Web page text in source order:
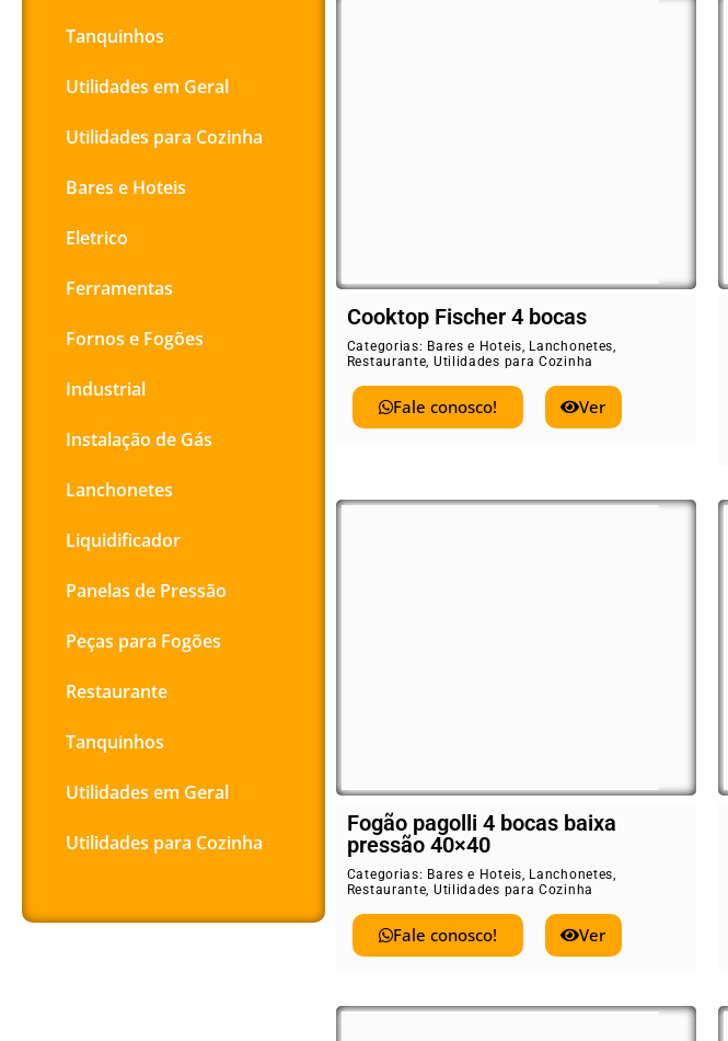
Tanquinhos
Utilidades em Geral
Utilidades para Cozinha
Bares e Hoteis
Eletrico
Ferramentas
Fornos e Fogões
Industrial
Instalação de Gás
Lanchonetes
Liquidificador
Panelas de Pressão
Peças para Fogões
Restaurante
Tanquinhos
Utilidades em Geral
Utilidades para Cozinha
Cooktop Fischer 4 bocas
Categorias: Bares e Hoteis, Lanchonetes,
Restaurante, Utilidades para Cozinha
Fale conosco! Ver
Fogão pagolli 4 bocas baixa
pressão 40×40
Categorias: Bares e Hoteis, Lanchonetes,
Restaurante, Utilidades para Cozinha
Fale conosco! Ver